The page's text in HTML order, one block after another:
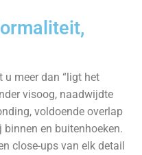
u meer dan “ligt het
visoog, naadwijdte
voldoende overlap
en buitenhoeken.
close-ups van elk detail